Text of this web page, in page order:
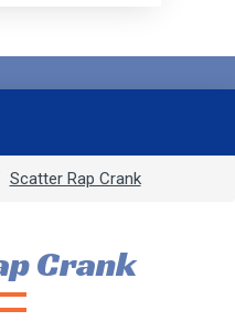
Scatter Rap Crank
Crank